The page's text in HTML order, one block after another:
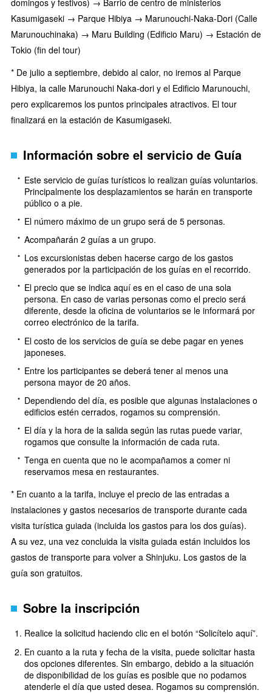
Kasumigaseki → Parque Hibiya → Marunouchi-Naka-Dori (Calle
Marunouchinaka) → Maru Building (Edificio Maru) → Estación de
Tokio (fin del tour)
* De julio a septiembre, debido al calor, no iremos al Parque
Hibiya, la calle Marunouchi Naka-dori y el Edificio Marunouchi,
pero explicaremos los puntos principales atractivos. El tour
finalizará en la estación de Kasumigaseki.
Información sobre el servicio de Guía
Este servicio de guías turísticos lo realizan guías voluntarios.
Principalmente los desplazamientos se harán en transporte
público o a pie.
El número máximo de un grupo será de 5 personas.
Acompañarán 2 guías a un grupo.
Los excursionistas deben hacerse cargo de los gastos
generados por la participación de los guías en el recorrido.
El precio que se indica aquí es en el caso de una sola
persona. En caso de varias personas como el precio será
diferente, desde la oficina de voluntarios se le informará por
correo electrónico de la tarifa.
El costo de los servicios de guía se debe pagar en yenes
japoneses.
Entre los participantes se deberá tener al menos una
persona mayor de 20 años.
Dependiendo del día, es posible que algunas instalaciones o
edificios estén cerrados, rogamos su comprensión.
El día y la hora de la salida según las rutas puede variar,
rogamos que consulte la información de cada ruta.
Tenga en cuenta que no le acompañamos a comer ni
reservamos mesa en restaurantes.
* En cuanto a la tarifa, incluye el precio de las entradas a
instalaciones y gastos necesarios de transporte durante cada
visita turística guiada (incluida los gastos para los dos guías).
A su vez, una vez concluida la visita guiada están incluidos los
gastos de transporte para volver a Shinjuku. Los gastos de la
guía son gratuitos.
Sobre la inscripción
Realice la solicitud haciendo clic en el botón “Solicítelo aquí”.
En cuanto a la ruta y fecha de la visita, puede solicitar hasta
dos opciones diferentes. Sin embargo, debido a la situación
de disponibilidad de los guías es posible que no podamos
atenderle el día que usted desea. Rogamos su comprensión.